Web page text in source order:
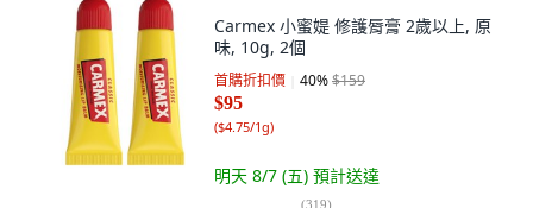
Carmex 小蜜媞 修護脣膏 2歲以上, 原
味, 10g, 2個
首購折扣價 40%$159
$95
($4.75/1g)
明天 8/7 (五) 預計送達
(319)